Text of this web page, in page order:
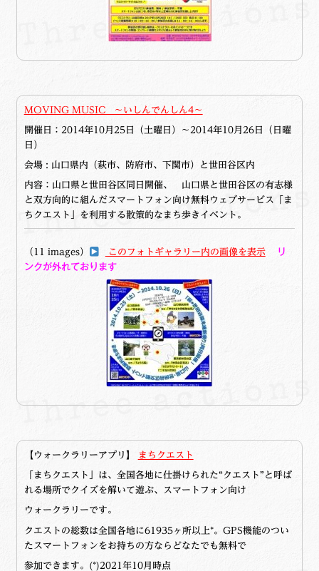
MOVING MUSIC ～いしんでんしん4～
開催日： 2014年10月25日（土曜日）～2014年10月26日（日曜
日）
会場 : 山口県内（萩市、防府市、下関市）と世田谷区内
内容：山口県と世田谷区同日開催、 山口県と世田谷区の有志様
と双方向的に組んだスマートフォン向け無料ウェブサービス「ま
ちクエスト」を利用する散策的なまち歩きイベント。
（11 images） このフォトギャラリー内の画像を表示
リ
ンクが外れております
【ウォークラリーアプリ】 まちクエスト
「まちクエスト」は、全国各地に仕掛けられた“クエスト”と呼ば
れる場所でクイズを解いて遊ぶ、スマートフォン向け
ウォークラリーです。
クエストの総数は全国各地に61935ヶ所以上*。GPS機能のつい
たスマートフォンをお持ちの方ならどなたでも無料で
参加できます。(*)2021年10月時点